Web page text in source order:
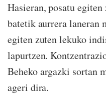
Hasieran, posatu
batetik aurrera laneran
egiten zuten lekuko
lapurtzen.
Beheko argazki sortan
ageri dira.